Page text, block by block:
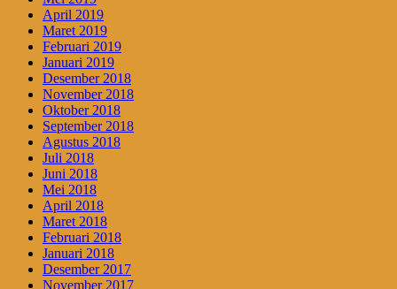
April 2019
Maret 2019
Februari 2019
Januari 2019
Desember 2018
November 2018
Oktober 2018
September 2018
Agustus 2018
Juli 2018
Juni 2018
Mei 2018
April 2018
Maret 2018
Februari 2018
Januari 2018
Desember 2017
November 2017